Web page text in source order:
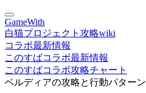
GameWith
白猫プロジェクト攻略wiki
コラボ最新情報
このすばコラボ最新情報
このすばコラボ攻略チャート
ベルディアの攻略と行動パターン